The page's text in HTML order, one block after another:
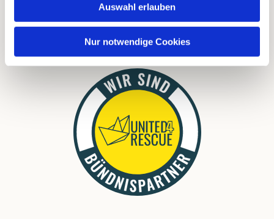
Auswahl erlauben
Nur notwendige Cookies